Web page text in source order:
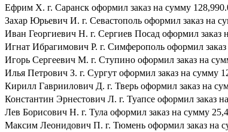
Ефрим Х. г. Саранск оформил заказ на сумму
Захар Юрьевич И. г. Севастополь оформил заказ на
Иван Георгиевич Н. г. Сергиев Посад оформил заказ
Игнат Ибрагимович Р. г. Симферополь оформил
Игорь Сергеевич М. г. Ступино оформил заказ на
Илья Петрович З. г. Сургут оформил заказ на сумму
Кирилл Гавриилович Д. г. Тверь оформил заказ на
Константин Эрнестович Л. г. Туапсе оформил заказ
Лев Борисович Н. г. Тула оформил заказ на сумму
Максим Леонидович П. г. Тюмень оформил заказ на